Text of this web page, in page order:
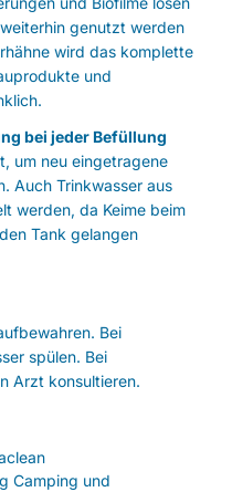
genutzt werden
wird das komplette
und
bei jeder Befüllung
um neu eingetragene
Auch Trinkwasser aus
werden, da Keime beim
Tank gelangen
Bei
spülen. Bei
Arzt konsultieren.
Camping und